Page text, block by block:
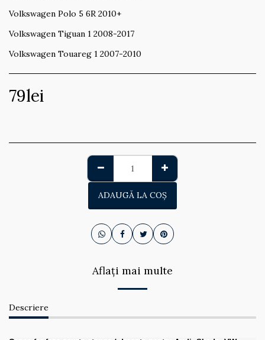
Volkswagen Polo 5 6R 2010+
Volkswagen Tiguan 1 2008-2017
Volkswagen Touareg 1 2007-2010
79lei
ADAUGĂ LA COŞ
Aflați mai multe
Descriere